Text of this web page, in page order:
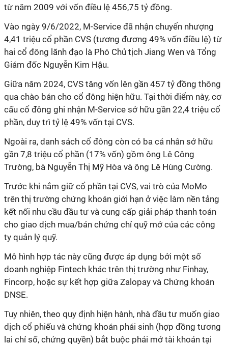
từ năm 2009 với vốn điều lệ 456,75 tỷ đồng.
Vào ngày 9/6/2022, M-Service đã nhận chuyển nhượng
4,41 triệu cổ phần CVS (tương đương 49% vốn điều lệ) từ
hai cổ đông lãnh đạo là Phó Chủ tịch Jiang Wen và Tổng
Giám đốc Nguyễn Kim Hậu.
Giữa năm 2024, CVS tăng vốn lên gần 457 tỷ đồng thông
qua chào bán cho cổ đông hiện hữu. Tại thời điểm này, cơ
cấu cổ đông ghi nhận M-Service sở hữu gần 22,4 triệu cổ
phần, duy trì tỷ lệ 49% vốn tại CVS.
Ngoài ra, danh sách cổ đông còn có ba cá nhân sở hữu
gần 7,8 triệu cổ phần (17% vốn) gồm ông Lê Công
Trường, bà Nguyễn Thị Mỹ Hòa và ông Lê Hùng Cường.
Trước khi nắm giữ cổ phần tại CVS, vai trò của MoMo
trên thị trường chứng khoán giới hạn ở việc làm nền tảng
kết nối nhu cầu đầu tư và cung cấp giải pháp thanh toán
cho giao dịch mua/bán chứng chỉ quỹ mở của các công
ty quản lý quỹ.
Mô hình hợp tác này cũng được áp dụng bởi một số
doanh nghiệp Fintech khác trên thị trường như Finhay,
Fincorp, hoặc sự kết hợp giữa Zalopay và Chứng khoán
DNSE.
Tuy nhiên, theo quy định hiện hành, nhà đầu tư muốn giao
dịch cổ phiếu và chứng khoán phái sinh (hợp đồng tương
lai chỉ số, chứng quyền) bắt buộc phải mở tài khoản tại